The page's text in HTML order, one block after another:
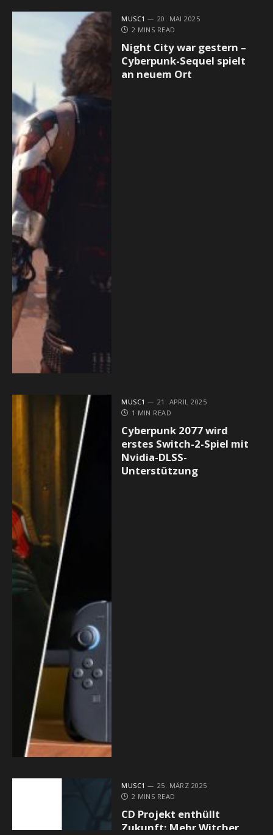
MUSC1
20. MAI 2025
2 MINS READ
Night City war gestern –
Cyberpunk-Sequel spielt
an neuem Ort
MUSC1
21. APRIL 2025
1 MIN READ
Cyberpunk 2077 wird
erstes Switch-2-Spiel mit
Nvidia-DLSS-
Unterstützung
MUSC1
25. MÄRZ 2025
2 MINS READ
CD Projekt enthüllt
Zukunft: Mehr Witcher,